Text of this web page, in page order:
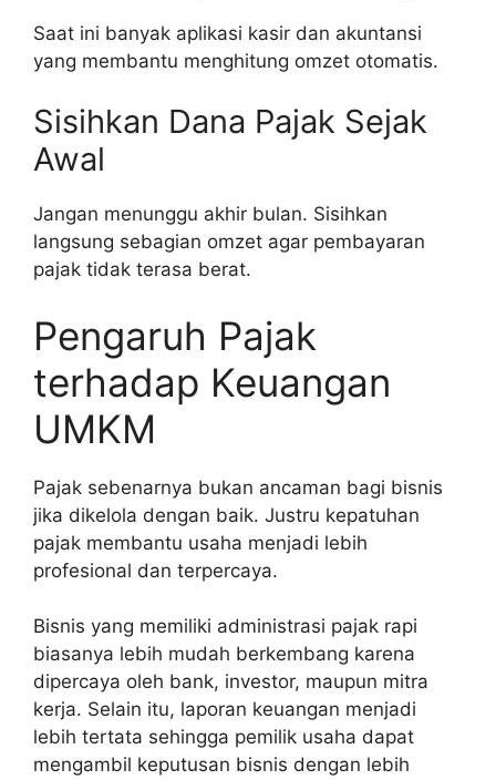
Saat ini banyak aplikasi kasir dan akuntansi
yang membantu menghitung omzet otomatis.
Sisihkan Dana Pajak Sejak
Awal
Jangan menunggu akhir bulan. Sisihkan
langsung sebagian omzet agar pembayaran
pajak tidak terasa berat.
Pengaruh Pajak
terhadap Keuangan
UMKM
Pajak sebenarnya bukan ancaman bagi bisnis
jika dikelola dengan baik. Justru kepatuhan
pajak membantu usaha menjadi lebih
profesional dan terpercaya.
Bisnis yang memiliki administrasi pajak rapi
biasanya lebih mudah berkembang karena
dipercaya oleh bank, investor, maupun mitra
kerja. Selain itu, laporan keuangan menjadi
lebih tertata sehingga pemilik usaha dapat
mengambil keputusan bisnis dengan lebih